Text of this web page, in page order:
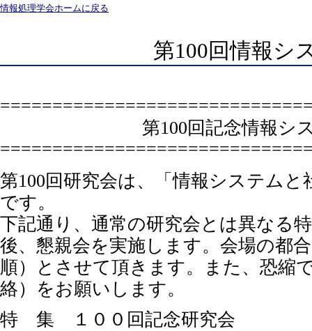
情報処理学会ホームに戻る
第100回情報シ
第100回記念情報シ
第100回研究会は、「情報システム
です。
下記通り、通常の研究会とは異なる
後、懇親会を実施します。会場の都
順）とさせて頂きます。また、恐縮
絡）をお願いします。
特 集 １００回記念研究会